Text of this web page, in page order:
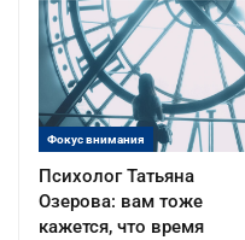
Фокус внимания
Психолог Татьяна
Озерова: вам тоже
кажется, что время